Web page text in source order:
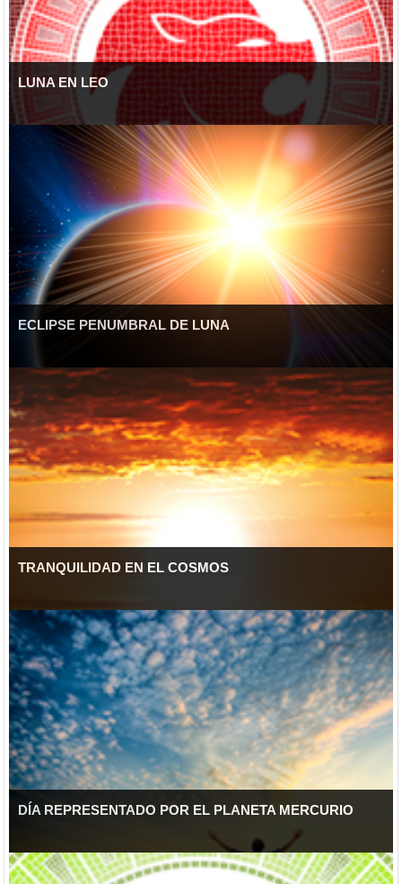
LUNA EN LEO
ECLIPSE PENUMBRAL DE LUNA
TRANQUILIDAD EN EL COSMOS
DÍA REPRESENTADO POR EL PLANETA MERCURIO